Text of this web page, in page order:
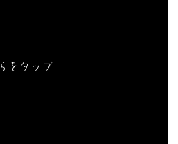
をタップ